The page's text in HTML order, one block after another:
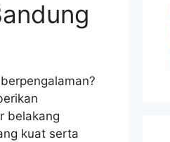
belakang
kuat serta